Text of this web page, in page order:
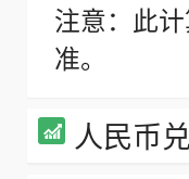
注意：此
准。
人民币